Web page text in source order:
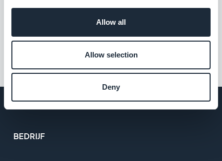
Allow all
Allow selection
Deny
redactiekalender draaien
2 … 23
BEDRIJF